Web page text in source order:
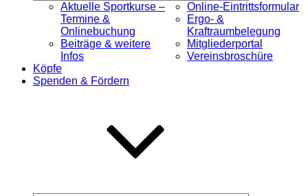
Aktuelle Sportkurse –
Termine &
Onlinebuchung
Beiträge & weitere
Infos
Online-Eintrittsformular
Ergo- &
Kraftraumbelegung
Mitgliederportal
Vereinsbroschüre
Köpfe
Spenden & Fördern